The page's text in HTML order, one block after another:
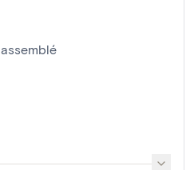
assemblé